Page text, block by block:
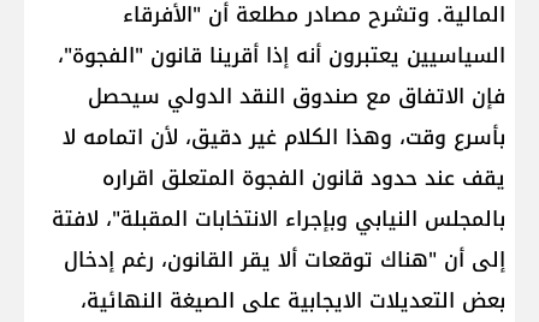
المالية​. وتشرح مصادر مطلعة أن "الأفرقاء
السياسيين يعتبرون أنه إذا أقرينا قانون "الفجوة"،
فإن الاتفاق مع ​صندوق النقد الدولي​ سيحصل
بأسرع وقت، وهذا الكلام غير دقيق، لأن اتمامه لا
يقف عند حدود قانون الفجوة المتعلق اقراره
بالمجلس النيابي وبإجراء الانتخابات المقبلة"، لافتة
إلى أن "هناك توقعات ألا يقر القانون، رغم إدخال
بعض التعديلات الايجابية على الصيغة النهائية،